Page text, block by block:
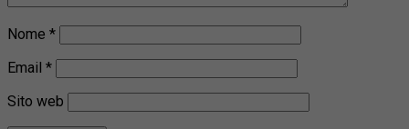
Nome *
Email *
Sito web